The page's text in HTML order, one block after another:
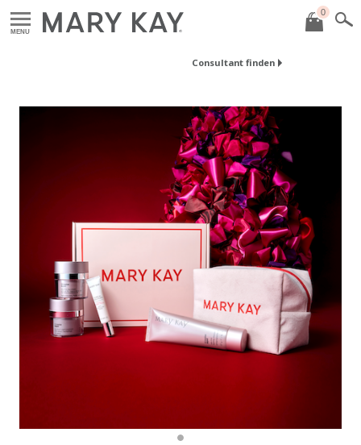
MENU
0
Consultant finden